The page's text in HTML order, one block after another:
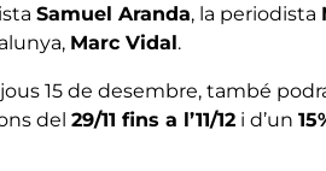
Samuel Aranda, la periodista
Marc Vidal.
15 de desembre, també
del 29/11 fins a l’11/12 i d’un